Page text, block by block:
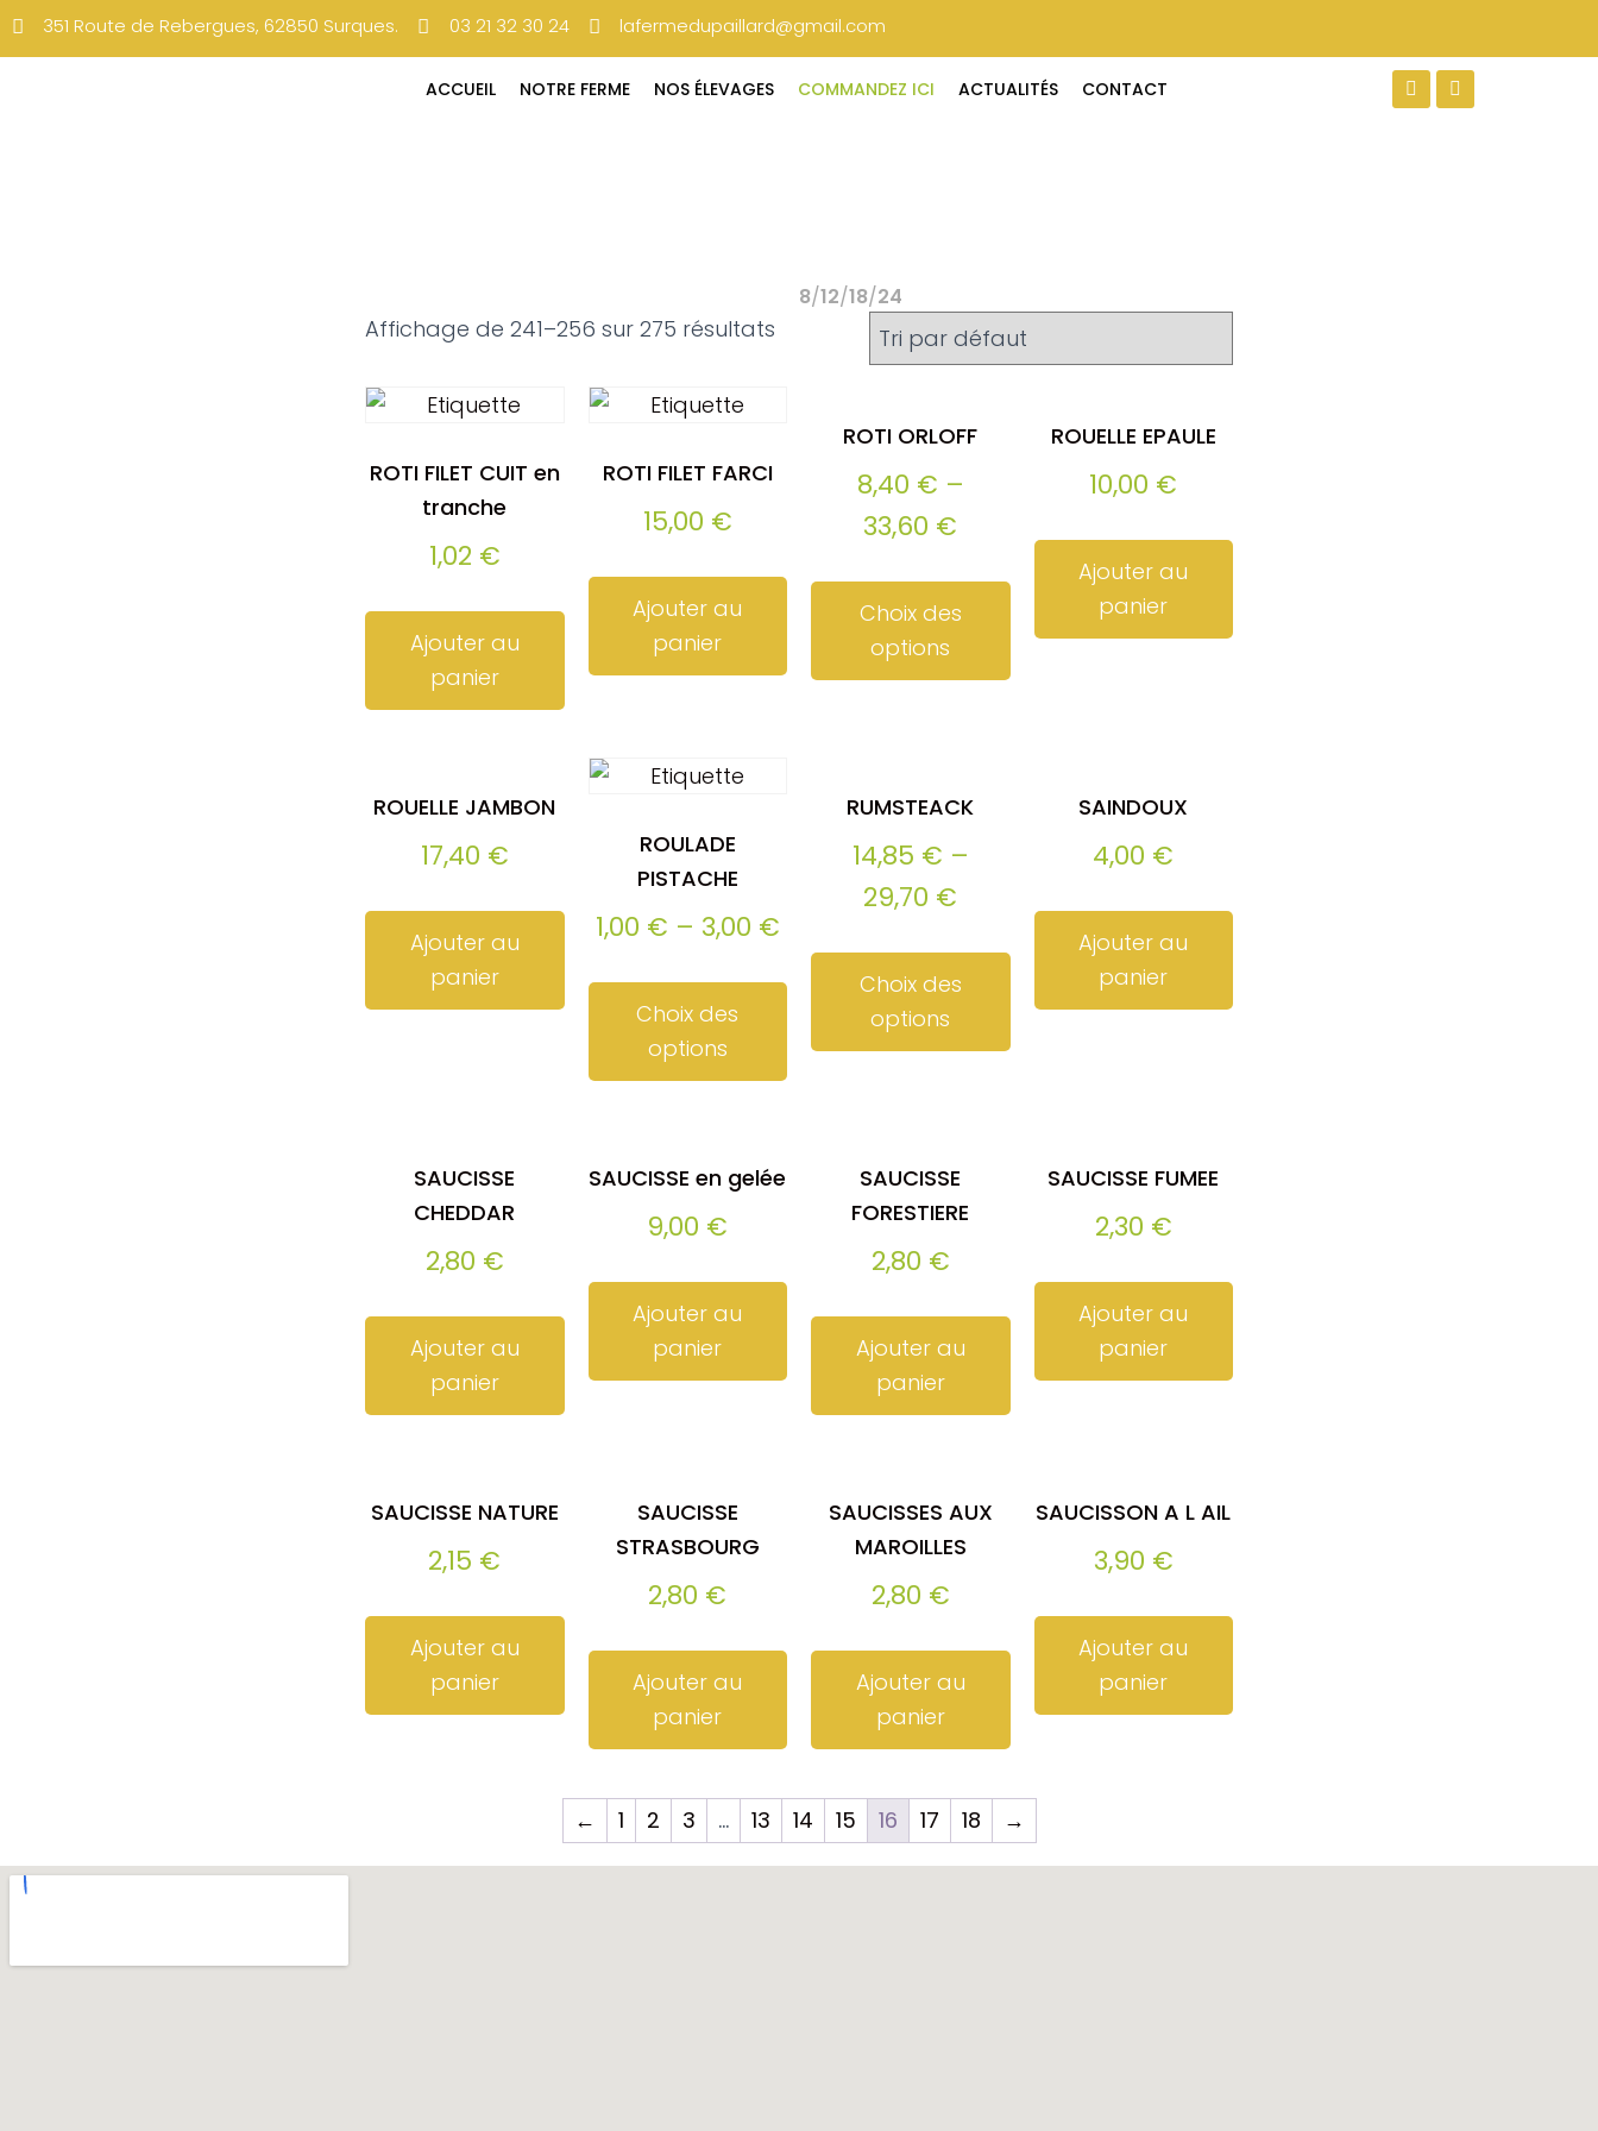
351 Route de Rebergues, 62850 Surques. 03 21 32 30 24 lafermedupaillard@gmail.com
ACCUEIL NOTRE FERME NOS ÉLEVAGES COMMANDEZ ICI ACTUALITÉS CONTACT
8 12 18 24
Affichage de 241–256 sur 275 résultats
ROTI FILET CUIT en
tranche
1,02 €
Ajouter au
panier
ROTI FILET FARCI
15,00 €
Ajouter au
panier
ROTI ORLOFF
8,40 € –
33,60 €
Choix des
options
ROUELLE EPAULE
10,00 €
Ajouter au
panier
ROUELLE JAMBON
17,40 €
Ajouter au
panier
ROULADE
PISTACHE
1,00 € – 3,00 €
Choix des
options
RUMSTEACK
14,85 € –
29,70 €
Choix des
options
SAINDOUX
4,00 €
Ajouter au
panier
SAUCISSE
CHEDDAR
2,80 €
Ajouter au
panier
SAUCISSE en gelée
9,00 €
Ajouter au
panier
SAUCISSE
FORESTIERE
2,80 €
Ajouter au
panier
SAUCISSE FUMEE
2,30 €
Ajouter au
panier
SAUCISSE NATURE
2,15 €
Ajouter au
panier
SAUCISSE
STRASBOURG
2,80 €
Ajouter au
panier
SAUCISSES AUX
MAROILLES
2,80 €
Ajouter au
panier
SAUCISSON A L AIL
3,90 €
Ajouter au
panier
← 1 2 3 … 13 14 15 16 17 18 →